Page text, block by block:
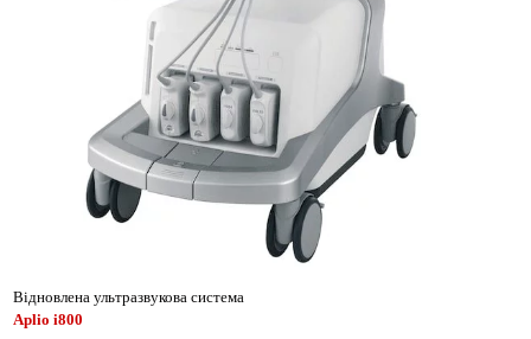
Відновлена ультразвукова система
Aplio i800